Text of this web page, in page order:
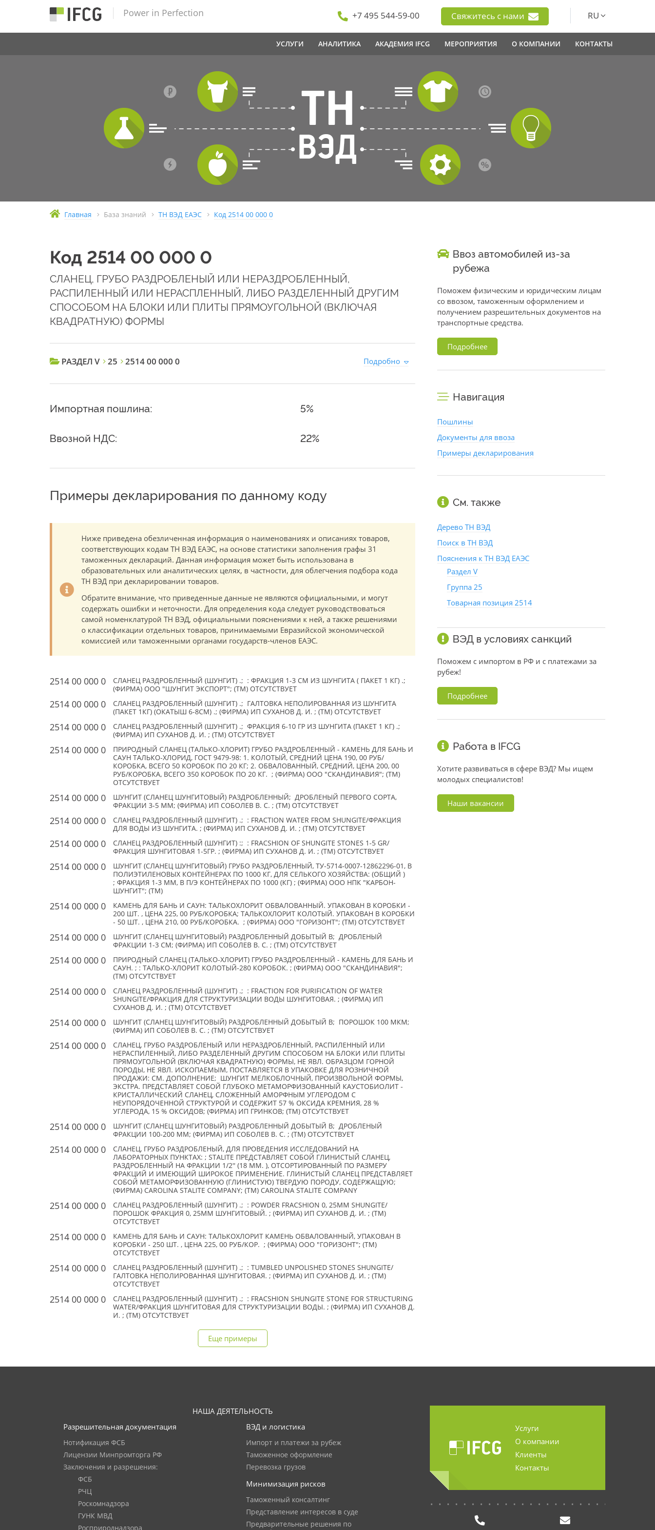
Power in Perfection +7 495 544-59-00 Свяжитесь с нами RU
УСЛУГИ АНАЛИТИКА АКАДЕМИЯ IFCG МЕРОПРИЯТИЯ О КОМПАНИИ КОНТАКТЫ
Главная База знаний ТН ВЭД ЕАЭС Код 2514 00 000 0
Код 2514 00 000 0
СЛАНЕЦ, ГРУБО РАЗДРОБЛЕНЫЙ ИЛИ НЕРАЗДРОБЛЕННЫЙ,
РАСПИЛЕННЫЙ ИЛИ НЕРАСПЛЕННЫЙ, ЛИБО РАЗДЕЛЕННЫЙ ДРУГИМ
СПОСОБОМ НА БЛОКИ ИЛИ ПЛИТЫ ПРЯМОУГОЛЬНОЙ (ВКЛЮЧАЯ
КВАДРАТНУЮ) ФОРМЫ
РАЗДЕЛ V 25 2514 00 000 0 Подробно
Импортная пошлина: 5%
Ввозной НДС: 22%
Примеры декларирования по данному коду
Ниже приведена обезличенная информация о наименованиях и описаниях товаров,
соответствующих кодам ТН ВЭД ЕАЭС, на основе статистики заполнения графы 31
таможенных деклараций. Данная информация может быть использована в
образовательных или аналитических целях, в частности, для облегчения подбора кода
ТН ВЭД при декларировании товаров.
Обратите внимание, что приведенные данные не являются официальными, и могут
содержать ошибки и неточности. Для определения кода следует руководствоваться
самой номенклатурой ТН ВЭД, официальными пояснениями к ней, а также решениями
о классификации отдельных товаров, принимаемыми Евразийской экономической
комиссией или таможенными органами государств-членов ЕАЭС.
2514 00 000 0
СЛАНЕЦ РАЗДРОБЛЕННЫЙ (ШУНГИТ) .; : ФРАКЦИЯ 1-3 СМ ИЗ ШУНГИТА ( ПАКЕТ 1 КГ) .;
(ФИРМА) ООО "ШУНГИТ ЭКСПОРТ"; (TM) ОТСУТСТВУЕТ
2514 00 000 0
СЛАНЕЦ РАЗДРОБЛЕННЫЙ (ШУНГИТ) .; ГАЛТОВКА НЕПОЛИРОВАННАЯ ИЗ ШУНГИТА
(ПАКЕТ 1КГ) (ОКАТЫШ 6-8СМ) .; (ФИРМА) ИП СУХАНОВ Д. И. ; (TM) ОТСУТСТВУЕТ
2514 00 000 0
СЛАНЕЦ РАЗДРОБЛЕННЫЙ (ШУНГИТ) .; ФРАКЦИЯ 6-10 ГР ИЗ ШУНГИТА (ПАКЕТ 1 КГ) .;
(ФИРМА) ИП СУХАНОВ Д. И. ; (TM) ОТСУТСТВУЕТ
2514 00 000 0
ПРИРОДНЫЙ СЛАНЕЦ (ТАЛЬКО-ХЛОРИТ) ГРУБО РАЗДРОБЛЕННЫЙ - КАМЕНЬ ДЛЯ БАНЬ И
САУН ТАЛЬКО-ХЛОРИД, ГОСТ 9479-98: 1. КОЛОТЫЙ, СРЕДНИЙ ЦЕНА 190, 00 РУБ/
КОРОБКА, ВСЕГО 50 КОРОБОК ПО 20 КГ; 2. ОБВАЛОВАННЫЙ, СРЕДНИЙ, ЦЕНА 200, 00
РУБ/КОРОБКА, ВСЕГО 350 КОРОБОК ПО 20 КГ. ; (ФИРМА) ООО "СКАНДИНАВИЯ"; (TM)
ОТСУТСТВУЕТ
2514 00 000 0
ШУНГИТ (СЛАНЕЦ ШУНГИТОВЫЙ) РАЗДРОБЛЕННЫЙ; ДРОБЛЕНЫЙ ПЕРВОГО СОРТА,
ФРАКЦИИ 3-5 ММ; (ФИРМА) ИП СОБОЛЕВ В. С. ; (TM) ОТСУТСТВУЕТ
2514 00 000 0
СЛАНЕЦ РАЗДРОБЛЕННЫЙ (ШУНГИТ) .; : FRACTION WATER FROM SHUNGITE/ФРАКЦИЯ
ДЛЯ ВОДЫ ИЗ ШУНГИТА. ; (ФИРМА) ИП СУХАНОВ Д. И. ; (TM) ОТСУТСТВУЕТ
2514 00 000 0
СЛАНЕЦ РАЗДРОБЛЕННЫЙ (ШУНГИТ) :; : FRACSHION OF SHUNGITE STONES 1-5 GR/
ФРАКЦИЯ ШУНГИТОВАЯ 1-5ГР. ; (ФИРМА) ИП СУХАНОВ Д. И. ; (TM) ОТСУТСТВУЕТ
2514 00 000 0
ШУНГИТ (СЛАНЕЦ ШУНГИТОВЫЙ) ГРУБО РАЗДРОБЛЕННЫЙ, ТУ-5714-0007-12862296-01, В
ПОЛИЭТИЛЕНОВЫХ КОНТЕЙНЕРАХ ПО 1000 КГ, ДЛЯ СЕЛЬКОГО ХОЗЯЙСТВА: (ОБЩИЙ )
; ФРАКЦИЯ 1-3 ММ, В П/Э КОНТЕЙНЕРАХ ПО 1000 (КГ) ; (ФИРМА) ООО НПК "КАРБОН-
ШУНГИТ"; (TM)
2514 00 000 0
КАМЕНЬ ДЛЯ БАНЬ И САУН: ТАЛЬКОХЛОРИТ ОБВАЛОВАННЫЙ. УПАКОВАН В КОРОБКИ -
200 ШТ. , ЦЕНА 225, 00 РУБ/КОРОБКА; ТАЛЬКОХЛОРИТ КОЛОТЫЙ. УПАКОВАН В КОРОБКИ
- 50 ШТ. , ЦЕНА 210, 00 РУБ/КОРОБКА. ; (ФИРМА) ООО "ГОРИЗОНТ"; (TM) ОТСУТСТВУЕТ
2514 00 000 0
ШУНГИТ (СЛАНЕЦ ШУНГИТОВЫЙ) РАЗДРОБЛЕННЫЙ ДОБЫТЫЙ В; ДРОБЛЕНЫЙ
ФРАКЦИИ 1-3 СМ; (ФИРМА) ИП СОБОЛЕВ В. С. ; (TM) ОТСУТСТВУЕТ
2514 00 000 0
ПРИРОДНЫЙ СЛАНЕЦ (ТАЛЬКО-ХЛОРИТ) ГРУБО РАЗДРОБЛЕННЫЙ - КАМЕНЬ ДЛЯ БАНЬ И
САУН. ; : ТАЛЬКО-ХЛОРИТ КОЛОТЫЙ-280 КОРОБОК. ; (ФИРМА) ООО "СКАНДИНАВИЯ";
(TM) ОТСУТСТВУЕТ
2514 00 000 0
СЛАНЕЦ РАЗДРОБЛЕННЫЙ (ШУНГИТ) .; : FRACTION FOR PURIFICATION OF WATER
SHUNGITE/ФРАКЦИЯ ДЛЯ СТРУКТУРИЗАЦИИ ВОДЫ ШУНГИТОВАЯ. ; (ФИРМА) ИП
СУХАНОВ Д. И. ; (TM) ОТСУТСТВУЕТ
2514 00 000 0
ШУНГИТ (СЛАНЕЦ ШУНГИТОВЫЙ) РАЗДРОБЛЕННЫЙ ДОБЫТЫЙ В; ПОРОШОК 100 МКМ;
(ФИРМА) ИП СОБОЛЕВ В. С. ; (TM) ОТСУТСТВУЕТ
2514 00 000 0
СЛАНЕЦ, ГРУБО РАЗДРОБЛЕНЫЙ ИЛИ НЕРАЗДРОБЛЕННЫЙ, РАСПИЛЕННЫЙ ИЛИ
НЕРАСПИЛЕННЫЙ, ЛИБО РАЗДЕЛЕННЫЙ ДРУГИМ СПОСОБОМ НА БЛОКИ ИЛИ ПЛИТЫ
ПРЯМОУГОЛЬНОЙ (ВКЛЮЧАЯ КВАДРАТНУЮ) ФОРМЫ, НЕ ЯВЛ. ОБРАЗЦОМ ГОРНОЙ
ПОРОДЫ, НЕ ЯВЛ. ИСКОПАЕМЫМ, ПОСТАВЛЯЕТСЯ В УПАКОВКЕ ДЛЯ РОЗНИЧНОЙ
ПРОДАЖИ: СМ. ДОПОЛНЕНИЕ; ШУНГИТ МЕЛКОБЛОЧНЫЙ, ПРОИЗВОЛЬНОЙ ФОРМЫ,
ЭКСТРА. ПРЕДСТАВЛЯЕТ СОБОЙ ГЛУБОКО МЕТАМОРФИЗОВАННЫЙ КАУСТОБИОЛИТ -
КРИСТАЛЛИЧЕСКИЙ СЛАНЕЦ, СЛОЖЕННЫЙ АМОРФНЫМ УГЛЕРОДОМ С
НЕУПОРЯДОЧЕННОЙ СТРУКТУРОЙ И СОДЕРЖИТ 57 % ОКСИДА КРЕМНИЯ, 28 %
УГЛЕРОДА, 15 % ОКСИДОВ; (ФИРМА) ИП ГРИНКОВ; (TM) ОТСУТСТВУЕТ
2514 00 000 0
ШУНГИТ (СЛАНЕЦ ШУНГИТОВЫЙ) РАЗДРОБЛЕННЫЙ ДОБЫТЫЙ В; ДРОБЛЕНЫЙ
ФРАКЦИИ 100-200 ММ; (ФИРМА) ИП СОБОЛЕВ В. С. ; (TM) ОТСУТСТВУЕТ
2514 00 000 0
СЛАНЕЦ, ГРУБО РАЗДРОБЛЕНЫЙ, ДЛЯ ПРОВЕДЕНИЯ ИССЛЕДОВАНИЙ НА
ЛАБОРАТОРНЫХ ПУНКТАХ: ; STALITE ПРЕДСТАВЛЯЕТ СОБОЙ ГЛИНИСТЫЙ СЛАНЕЦ,
РАЗДРОБЛЕННЫЙ НА ФРАКЦИИ 1/2'' (18 ММ. ), ОТСОРТИРОВАННЫЙ ПО РАЗМЕРУ
ФРАКЦИЙ И ИМЕЮЩИЙ ШИРОКОЕ ПРИМЕНЕНИЕ. ГЛИНИСТЫЙ СЛАНЕЦ ПРЕДСТАВЛЯЕТ
СОБОЙ МЕТАМОРФИЗОВАННУЮ (ГЛИНИСТУЮ) ТВЕРДУЮ ПОРОДУ, СОДЕРЖАЩУЮ;
(ФИРМА) CAROLINA STALITE COMPANY; (TM) CAROLINA STALITE COMPANY
2514 00 000 0
СЛАНЕЦ РАЗДРОБЛЕННЫЙ (ШУНГИТ) .; : POWDER FRACSHION 0, 25MM SHUNGITE/
ПОРОШОК ФРАКЦИЯ 0, 25ММ ШУНГИТОВЫЙ. ; (ФИРМА) ИП СУХАНОВ Д. И. ; (TM)
ОТСУТСТВУЕТ
2514 00 000 0
КАМЕНЬ ДЛЯ БАНЬ И САУН: ТАЛЬКОХЛОРИТ КАМЕНЬ ОБВАЛОВАННЫЙ, УПАКОВАН В
КОРОБКИ - 250 ШТ. , ЦЕНА 225, 00 РУБ/КОР. ; (ФИРМА) ООО "ГОРИЗОНТ"; (TM)
ОТСУТСТВУЕТ
2514 00 000 0
СЛАНЕЦ РАЗДРОБЛЕННЫЙ (ШУНГИТ) .; : TUMBLED UNPOLISHED STONES SHUNGITE/
ГАЛТОВКА НЕПОЛИРОВАННАЯ ШУНГИТОВАЯ. ; (ФИРМА) ИП СУХАНОВ Д. И. ; (TM)
ОТСУТСТВУЕТ
2514 00 000 0
СЛАНЕЦ РАЗДРОБЛЕННЫЙ (ШУНГИТ) .; : FRACSHION SHUNGITE STONE FOR STRUCTURING
WATER/ФРАКЦИЯ ШУНГИТОВАЯ ДЛЯ СТРУКТУРИЗАЦИИ ВОДЫ. ; (ФИРМА) ИП СУХАНОВ Д.
И. ; (TM) ОТСУТСТВУЕТ
Еще примеры
Ввоз автомобилей из-за
рубежа
Поможем физическим и юридическим лицам
со ввозом, таможенным оформлением и
получением разрешительных документов на
транспортные средства.
Подробнее
Навигация
Пошлины
Документы для ввоза
Примеры декларирования
См. также
Дерево ТН ВЭД
Поиск в ТН ВЭД
Пояснения к ТН ВЭД ЕАЭС
Раздел V
Группа 25
Товарная позиция 2514
ВЭД в условиях санкций
Поможем с импортом в РФ и с платежами за
рубеж!
Подробнее
Работа в IFCG
Хотите развиваться в сфере ВЭД? Мы ищем
молодых специалистов!
Наши вакансии
НАША ДЕЯТЕЛЬНОСТЬ
Разрешительная документация
Нотификация ФСБ
Лицензии Минпромторга РФ
Заключения и разрешения:
ФСБ
РЧЦ
Роскомнадзора
ГУНК МВД
Росприроднадзора
ВЭД и логистика
Импорт и платежи за рубеж
Таможенное оформление
Перевозка грузов
Минимизация рисков
Таможенный консалтинг
Представление интересов в суде
Предварительные решения по
Услуги
О компании
Клиенты
Контакты